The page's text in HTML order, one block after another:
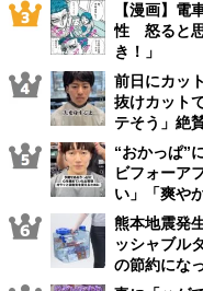
【漫画】電
性 怒ると
き！」
前日にカッ
抜けカット
テそう」絶
“おかっぱ”
ビフォーア
い」「爽や
熊本地震発
ッシャブル
の節約にな